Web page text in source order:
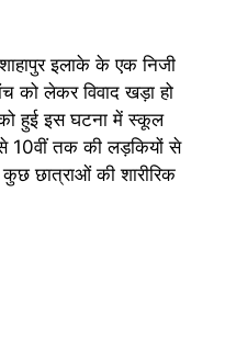
इलाके के एक निजी
को लेकर विवाद खड़ा हो
हुई इस घटना में स्कूल
10वीं तक की लड़कियों से
छात्राओं की शारीरिक